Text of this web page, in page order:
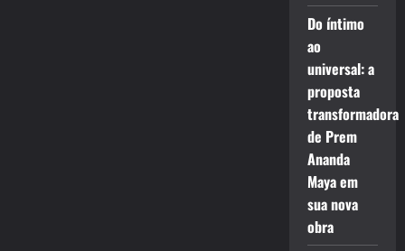
Do íntimo
ao
universal: a
proposta
transformadora
de Prem
Ananda
Maya em
sua nova
obra